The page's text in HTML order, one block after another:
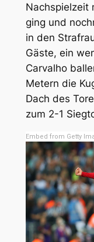
Nachspielzeit
ging und
in den
Gäste, ein
Carvalho
Metern die
Dach des
zum 2-1
Embed from Getty